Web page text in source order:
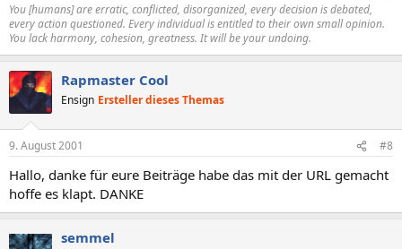
You [humans] are erratic, conflicted, disorganized, every decision is debated,
every action questioned. Every individual is entitled to their own small opinion.
You lack harmony, cohesion, greatness. It will be your undoing.
Rapmaster Cool
Ensign Ersteller dieses Themas
9. August 2001 #8
Hallo, danke für eure Beiträge habe das mit der URL gemacht
hoffe es klapt. DANKE
semmel